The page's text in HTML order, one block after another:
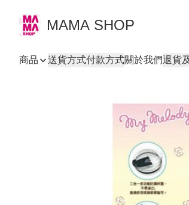
MAMA SHOP
商品 送貨方式付款方式關於我們退貨